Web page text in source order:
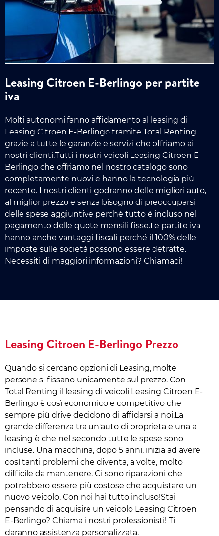
Leasing Citroen E-Berlingo per partite
iva
Molti autonomi fanno affidamento al leasing di
Leasing Citroen E-Berlingo tramite Total Renting
grazie a tutte le garanzie e servizi che offriamo ai
nostri clienti.Tutti i nostri veicoli Leasing Citroen E-
Berlingo che offriamo nel nostro catalogo sono
completamente nuovi e hanno la tecnologia più
recente. I nostri clienti godranno delle migliori auto,
al miglior prezzo e senza bisogno di preoccuparsi
delle spese aggiuntive perché tutto è incluso nel
pagamento delle quote mensili fisse.Le partite iva
hanno anche vantaggi fiscali perché il 100% delle
imposte sulle società possono essere detratte.
Necessiti di maggiori informazioni? Chiamaci!
Leasing Citroen E-Berlingo Prezzo
Quando si cercano opzioni di Leasing, molte
persone si fissano unicamente sul prezzo. Con
Total Renting il leasing di veicoli Leasing Citroen E-
Berlingo è così economico e competitivo che
sempre più drive decidono di affidarsi a noi.La
grande differenza tra un'auto di proprietà e una a
leasing è che nel secondo tutte le spese sono
incluse. Una macchina, dopo 5 anni, inizia ad avere
così tanti problemi che diventa, a volte, molto
difficile da mantenere. Ci sono riparazioni che
potrebbero essere più costose che acquistare un
nuovo veicolo. Con noi hai tutto incluso!Stai
pensando di acquisire un veicolo Leasing Citroen
E-Berlingo? Chiama i nostri professionisti! Ti
daranno assistenza personalizzata.